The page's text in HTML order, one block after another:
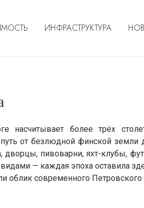
ИНФРАСТРУКТУРА
насчитывает более трёх
от безлюдной финской земли
пивоварни, яхт-клубы,
— каждая эпоха оставила
современного Петровского